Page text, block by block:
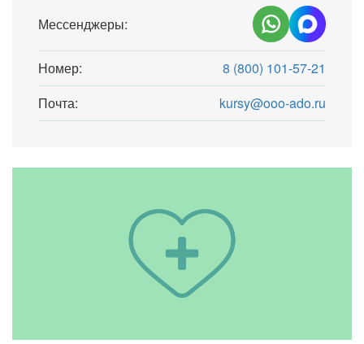
Мессенджеры:
Номер:
8 (800) 101-57-21
Почта:
kursy@ooo-ado.ru